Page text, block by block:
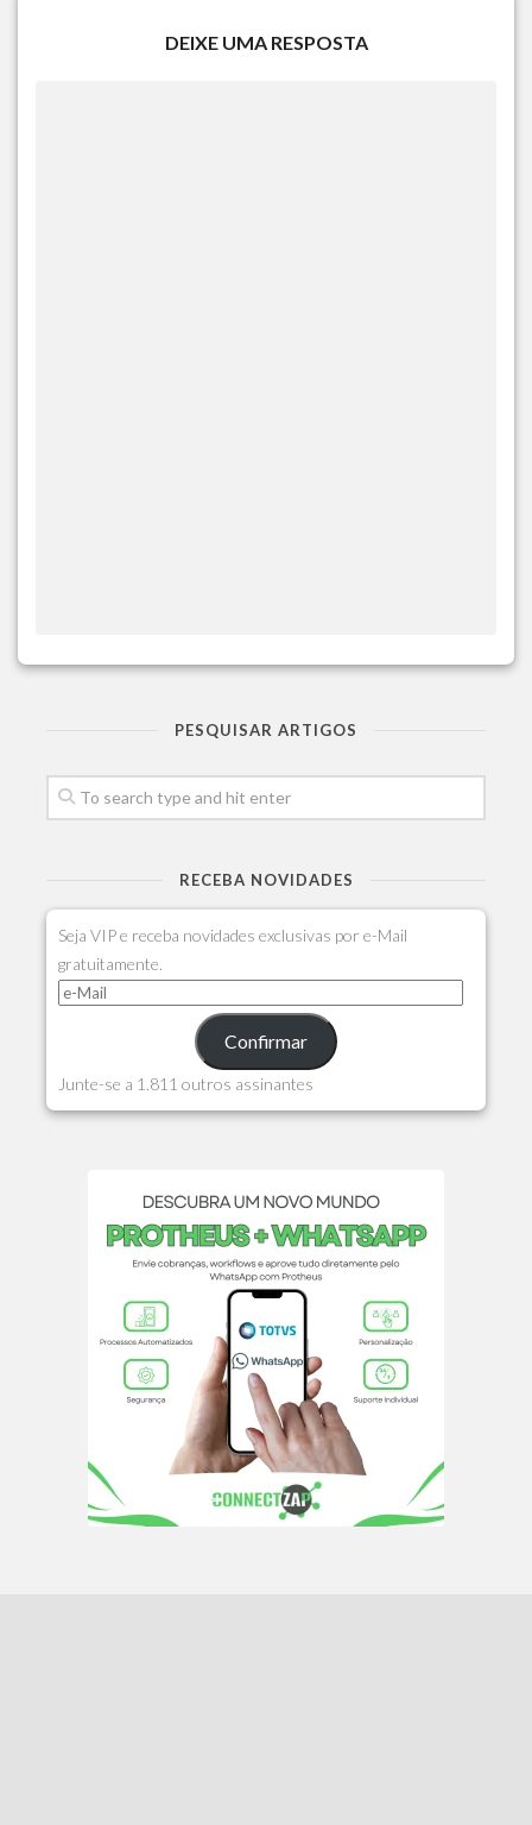
DEIXE UMA RESPOSTA
PESQUISAR ARTIGOS
RECEBA NOVIDADES
Seja VIP e receba novidades exclusivas por e-Mail
gratuitamente.
Confirmar
Junte-se a 1.811 outros assinantes